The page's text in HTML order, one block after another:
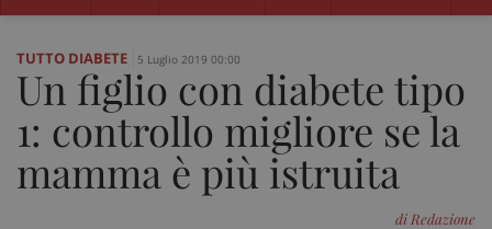
TUTTO DIABETE 5 Luglio 2019 00:00
Un figlio con diabete tipo
1: controllo migliore se la
mamma è più istruita
di Redazione